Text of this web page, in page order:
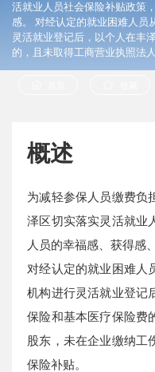
活就业人员社会保险补贴政策
感。 对经认定的就业困难人员
灵活就业登记后，以个人在丰
的，且未取得工商营业执照法
概述
为减轻参保人员缴费负
泽区切实落实灵活就业
人员的幸福感、获得感
对经认定的就业困难人
机构进行灵活就业登记
保险和基本医疗保险费
股东，未在企业缴纳工
保险补贴。